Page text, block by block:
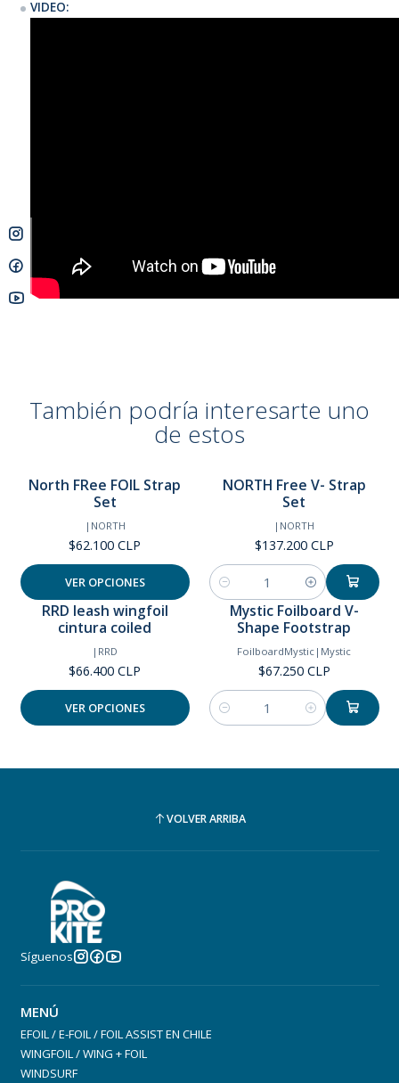
Comfortable dual density design
VIDEO:
También podría interesarte uno
de estos
North FRee FOIL Strap
Set
| NORTH
$62.100 CLP
VER OPCIONES
NORTH Free V- Strap
Set
| NORTH
$137.200 CLP
Cantidad
RRD leash wingfoil
cintura coiled
| RRD
$66.400 CLP
VER OPCIONES
Mystic Foilboard V-
Shape Footstrap
FoilboardMystic | Mystic
$67.250 CLP
Cantidad
VOLVER ARRIBA
Síguenos
MENÚ
EFOIL / E-FOIL / FOIL ASSIST EN CHILE
WINGFOIL / WING + FOIL
WINDSURF